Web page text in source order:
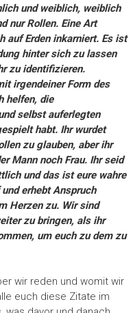
und weiblich, weiblich
nur Rollen. Eine Art
auf Erden inkarniert. Es ist
hinter sich zu lassen
zu identifizieren.
irgendeiner Form des
helfen, die
selbst auferlegten
habt. Ihr wurdet
zu glauben, aber ihr
Mann noch Frau. Ihr seid
und das ist eure wahre
erhebt Anspruch
Herzen zu. Wir sind
zu bringen, als ihr
um euch zu dem zu
wir reden und womit wir
euch diese Zitate im